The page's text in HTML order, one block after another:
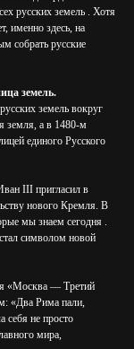
русских земель . Хотя
именно здесь, на
собрать русские
земель.
земель вокруг
земля, а в 1480-м
единого Русского
III пригласил в
нового Кремля. В
мы знаем сегодня .
символом новой
«Москва — Третий
«Два Рима пали,
себя не просто
мира,